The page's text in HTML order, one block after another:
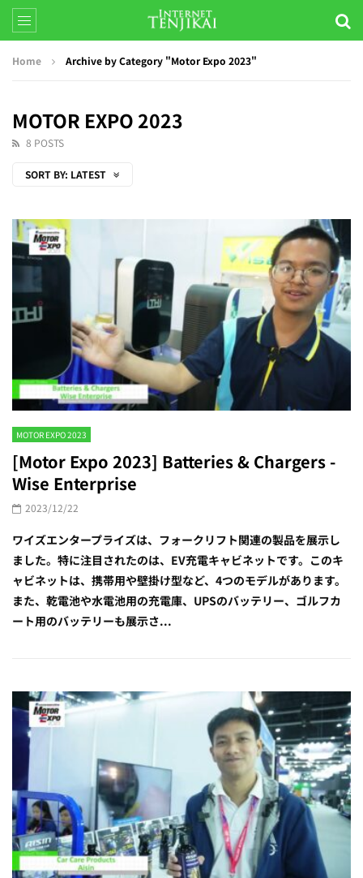
Home Archive by Category "Motor Expo 2023"
MOTOR EXPO 2023
8 POSTS
SORT BY: LATEST
MOTOR EXPO 2023
[Motor Expo 2023] Batteries & Chargers -
Wise Enterprise
2023/12/22
ワイズエンタープライズは、フォークリフト関連の製品を展示し
ました。特に注目されたのは、EV充電キャビネットです。このキ
ャビネットは、携帯用や壁掛け型など、4つのモデルがあります。
また、乾電池や水電池用の充電庫、UPSのバッテリー、ゴルフカ
ート用のバッテリーも展示さ...